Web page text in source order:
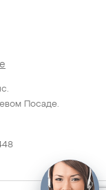
Посаде.